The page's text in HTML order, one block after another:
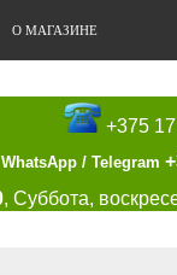
О МАГАЗИНЕ
+375
WhatsApp / Telegram
, Суббота,